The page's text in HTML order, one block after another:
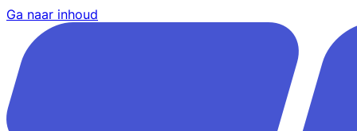
Ga naar inhoud